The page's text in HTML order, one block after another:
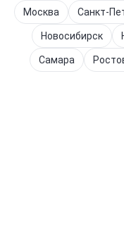
Москва Санкт-
Новосибирск
Самара